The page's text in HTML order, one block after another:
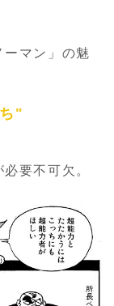
ーマン」の魅
"
要不可欠。